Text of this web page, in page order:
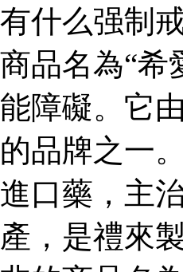
有什么强制
商品名為“希
能障礙。它
的品牌之一
進口藥，主
產，是禮來